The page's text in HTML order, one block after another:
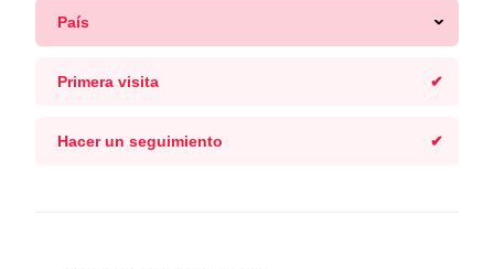
País
Primera visita
Hacer un seguimiento